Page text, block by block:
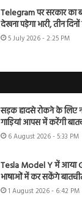
Telegram पर सरकार का
देखना पड़ेगा भारी, तीन
5 July 2026 - 2:25 PM
सड़क हादसे रोकने के लिए
गाड़ियां आपस में करेंगी
6 August 2026 - 5:33 PM
Tesla Model Y में आया
भाषाओं में कर सकेंगे
1 August 2026 - 6:42 PM